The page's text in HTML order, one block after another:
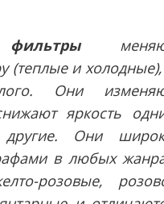
(теплые и
Они
яркость
другие. Они
в любых
розовые,